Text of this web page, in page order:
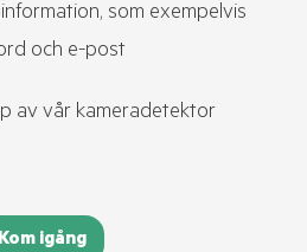
som exempelvis
och e-post
av vår kameradetektor
Kom igång